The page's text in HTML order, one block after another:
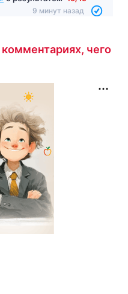
9 минут назад
чего